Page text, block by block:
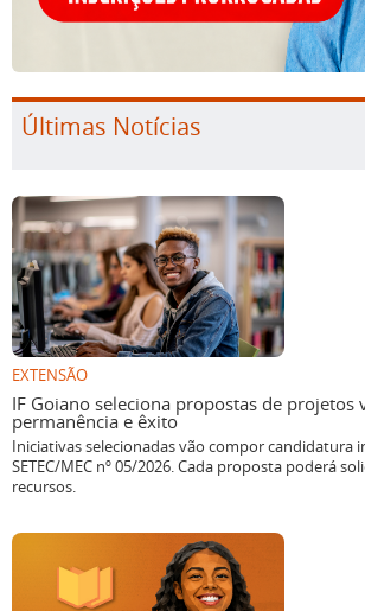
Últimas Notícias
EXTENSÃO
IF Goiano seleciona propostas de projetos
permanência e êxito
Iniciativas selecionadas vão compor candidatura
SETEC/MEC nº 05/2026. Cada proposta poderá
recursos.